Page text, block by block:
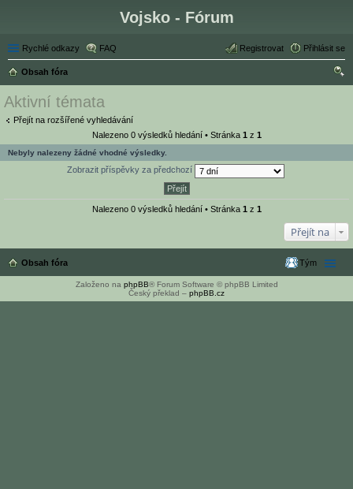
Vojsko - Fórum
Rychlé odkazy FAQ Přihlásit se
Registrovat
Obsah fóra
Aktivní témata
Přejít na rozšířené vyhledávání
Nalezeno 0 výsledků hledání • Stránka 1 z 1
Nebyly nalezeny žádné vhodné výsledky.
Zobrazit příspěvky za předchozí
Nalezeno 0 výsledků hledání • Stránka 1 z 1
Přejít na
Obsah fóra Tým
Založeno na phpBB® Forum Software © phpBB Limited
Český překlad – phpBB.cz